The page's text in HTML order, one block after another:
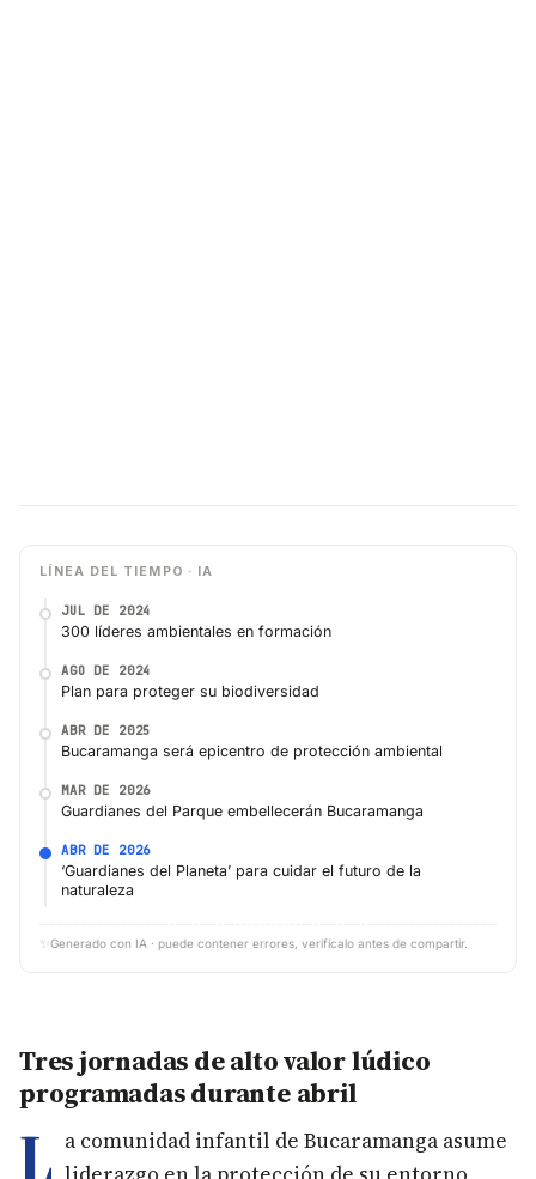
LÍNEA DEL TIEMPO · IA
JUL DE 2024
300 líderes ambientales en formación
AGO DE 2024
Plan para proteger su biodiversidad
ABR DE 2025
Bucaramanga será epicentro de protección ambiental
MAR DE 2026
Guardianes del Parque embellecerán Bucaramanga
ABR DE 2026
‘Guardianes del Planeta’ para cuidar el futuro de la
naturaleza
✨ Generado con IA · puede contener errores, verifícalo antes de compartir.
Tres jornadas de alto valor lúdico
programadas durante abril
L a comunidad infantil de Bucaramanga asume